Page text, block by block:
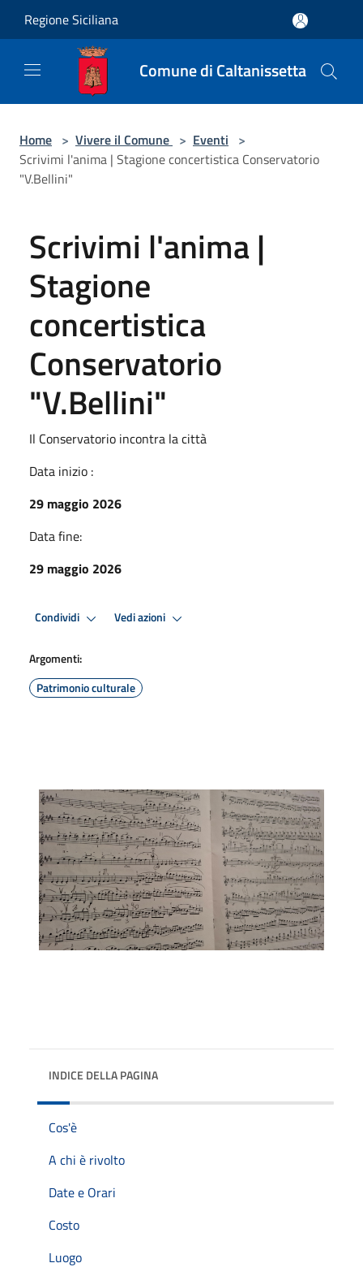
Regione Siciliana
Comune di Caltanissetta
Home > Vivere il Comune > Eventi >
Scrivimi l'anima | Stagione concertistica Conservatorio
"V.Bellini"
Scrivimi l'anima |
Stagione
concertistica
Conservatorio
"V.Bellini"
Il Conservatorio incontra la città
Data inizio :
29 maggio 2026
Data fine:
29 maggio 2026
Condividi Vedi azioni
Argomenti:
Patrimonio culturale
INDICE DELLA PAGINA
Cos'è
A chi è rivolto
Date e Orari
Costo
Luogo